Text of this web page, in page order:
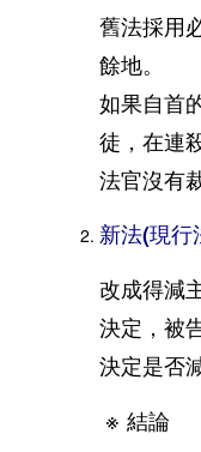
舊法採用
餘地。
如果自首
徒，在連
法官沒有
新法(現行
改成得減
決定，被
決定是否
※ 結論